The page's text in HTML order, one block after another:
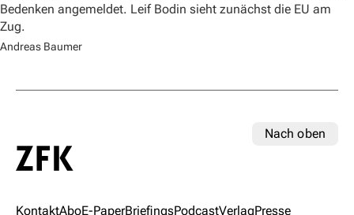
Bedenken angemeldet. Leif Bodin sieht zunächst die EU am
Zug.
Andreas Baumer
Nach oben
KontaktAboE-PaperBriefingsPodcastVerlagPresse